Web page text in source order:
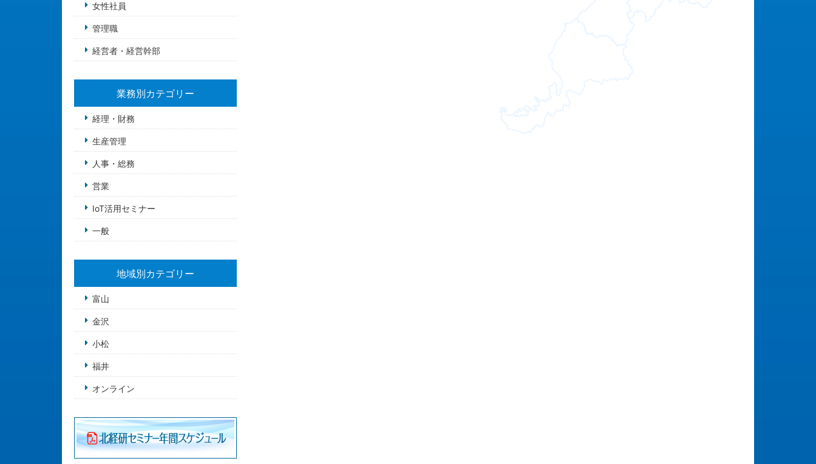
女性社員
管理職
経営者・経営幹部
業務別カテゴリー
経理・財務
生産管理
人事・総務
営業
IoT活用セミナー
一般
地域別カテゴリー
富山
金沢
小松
福井
オンライン